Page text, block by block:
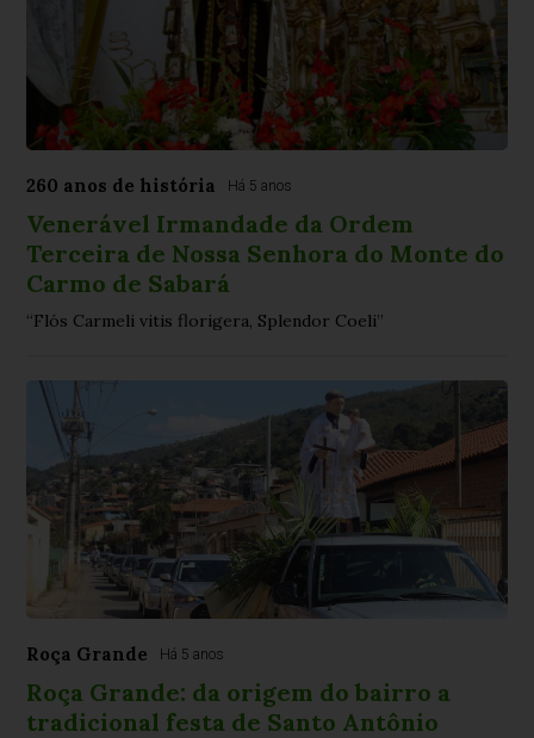
260 anos de história Há 5 anos
Venerável Irmandade da Ordem
Terceira de Nossa Senhora do Monte do
Carmo de Sabará
“Flós Carmeli vitis florigera, Splendor Coeli”
Roça Grande Há 5 anos
Roça Grande: da origem do bairro a
tradicional festa de Santo Antônio